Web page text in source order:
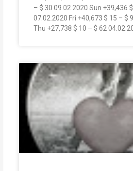
– $ 30 09.02.2020 Sun +39,436
07.02.2020 Fri +40,673 $ 15 – $
Thu +27,738 $ 10 – $ 62